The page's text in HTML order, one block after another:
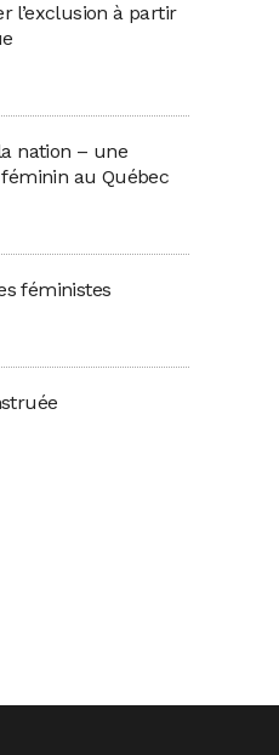
l’exclusion à partir
nation – une
au Québec
féministes